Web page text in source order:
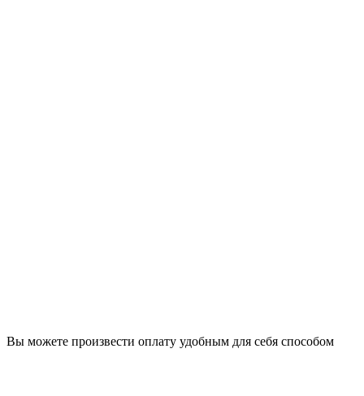
Вы можете произвести оплату удобным для себя способом